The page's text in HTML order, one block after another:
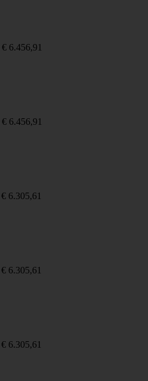
€ 6.456,91
€ 6.456,91
€ 6.305,61
€ 6.305,61
€ 6.305,61